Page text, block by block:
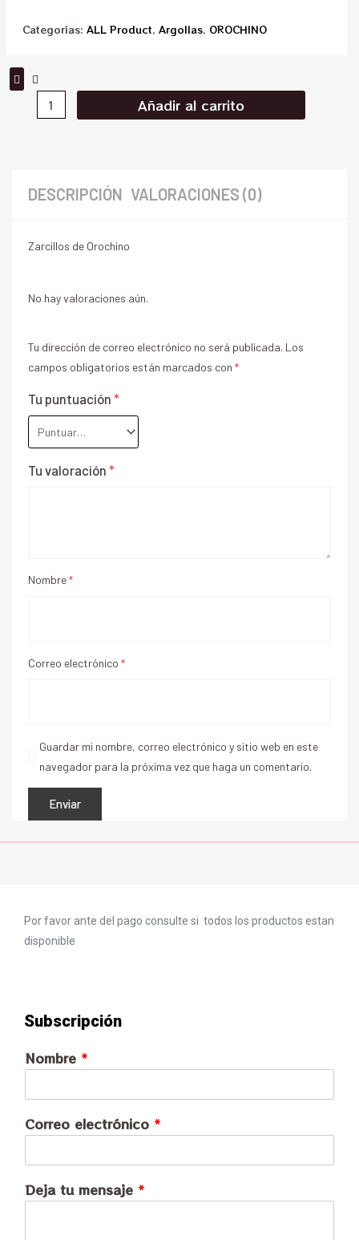
Categorías: ALL Product, Argollas, OROCHINO
Añadir al carrito
DESCRIPCIÓN VALORACIONES (0)
Zarcillos de Orochino
No hay valoraciones aún.
Tu dirección de correo electrónico no será publicada. Los
campos obligatorios están marcados con *
Tu puntuación *
Tu valoración *
Nombre*
Correo electrónico *
Guardar mi nombre, correo electrónico y sitio web en este
navegador para la próxima vez que haga un comentario.
Por favor ante del pago consulte si todos los productos estan
disponible
Subscripción
Nombre *
Correo electrónico *
Deja tu mensaje *